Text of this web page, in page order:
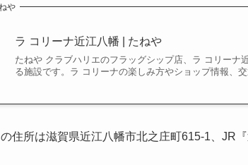
や
ラ コリーナ近江八幡 | たねや
たねや クラブハリエのフラッグシップ店、ラ コリーナ
る施設です。ラ コリーナの楽しみ方やショップ情報、
住所は滋賀県近江八幡市北之庄町615-1、JR